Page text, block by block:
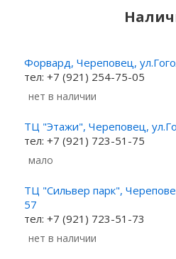
Форвард, Череповец,
тел: +7 (921) 254-75-05
Нет в наличии
ТЦ "Этажи", Череповец,
тел: +7 (921) 723-51-75
Мало
ТЦ "Сильвер парк",
57
тел: +7 (921) 723-51-73
Нет в наличии